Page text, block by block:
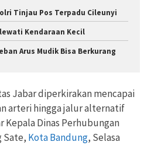
Tinjau Pos Terpadu Cileunyi
Kendaraan Kecil
Arus Mudik Bisa Berkurang
Jabar diperkirakan mencapai
arteri hingga jalur alternatif
Dinas Perhubungan
Sate, Kota Bandung, Selasa